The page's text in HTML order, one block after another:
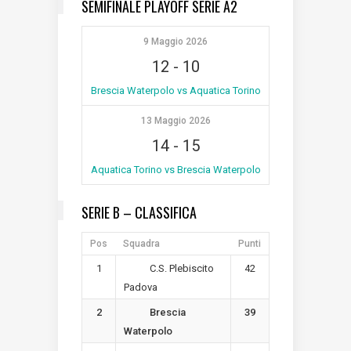
SEMIFINALE PLAYOFF SERIE A2
9 Maggio 2026
12 - 10
Brescia Waterpolo vs Aquatica Torino
13 Maggio 2026
14- 15
Aquatica Torino vs Brescia Waterpolo
SERIE B – CLASSIFICA
Pos Squadra Punti
1
C.S. Plebiscito
Padova
42
2
Brescia
Waterpolo
39